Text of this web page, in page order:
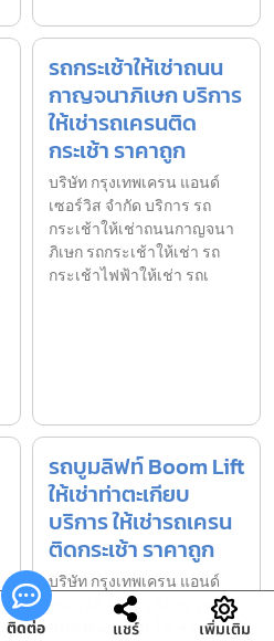
รถกระเช้าให้เช่าถนน
กาญจนาภิเษก บริการ
ให้เช่ารถเครนติด
กระเช้า ราคาถูก
บริษัท กรุงเทพเครน แอนด์
เซอร์วิส จำกัด บริการ รถ
กระเช้าให้เช่าถนนกาญจนา
ภิเษก รถกระเช้าให้เช่า รถ
กระเช้าไฟฟ้าให้เช่า รถเ
รถบูมลิฟท์ Boom Lift
ให้เช่าท่าตะเกียบ
บริการ ให้เช่ารถเครน
ติดกระเช้า ราคาถูก
บริษัท กรุงเทพเครน แอนด์
เซอร์วิส จำกัด บริการ รถบูม
ลิฟท์ Boom Lift ให้เช่าท่า
ติดต่อ แชร์ เพิ่มเติม